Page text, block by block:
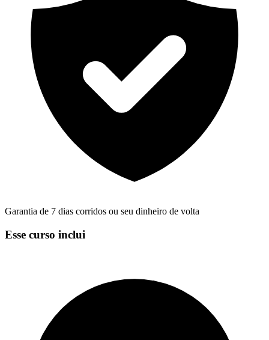
Garantia de 7 dias corridos ou seu dinheiro de volta
Esse curso inclui